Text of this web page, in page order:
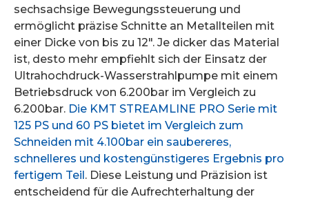
sechsachsige Bewegungssteuerung und
ermöglicht präzise Schnitte an Metallteilen mit
einer Dicke von bis zu 12″. Je dicker das Material
ist, desto mehr empfiehlt sich der Einsatz der
Ultrahochdruck-Wasserstrahlpumpe mit einem
Betriebsdruck von 6.200bar im Vergleich zu
6.200bar. Die KMT STREAMLINE PRO Serie mit
125 PS und 60 PS bietet im Vergleich zum
Schneiden mit 4.100bar ein saubereres,
schnelleres und kostengünstigeres Ergebnis pro
fertigem Teil. Diese Leistung und Präzision ist
entscheidend für die Aufrechterhaltung der